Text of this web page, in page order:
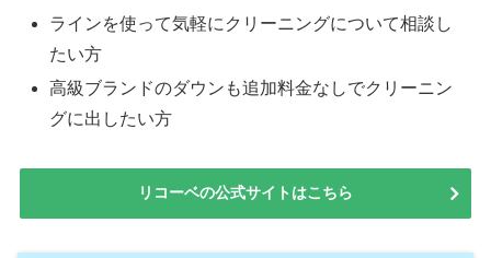
ラインを使って気軽にクリーニングについて相談し
たい方
高級ブランドのダウンも追加料金なしでクリーニン
グに出したい方
リコーベの公式サイトはこちら